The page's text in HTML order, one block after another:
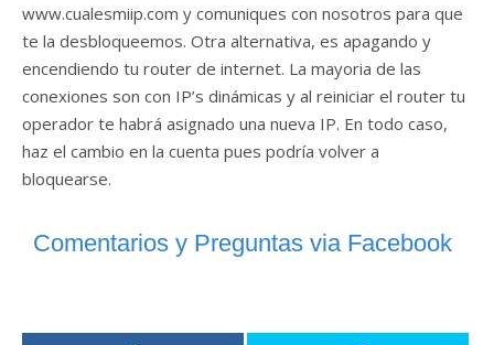
www.cualesmiip.com y comuniques con nosotros para que
te la desbloqueemos. Otra alternativa, es apagando y
encendiendo tu router de internet. La mayoria de las
conexiones son con IP’s dinámicas y al reiniciar el router tu
operador te habrá asignado una nueva IP. En todo caso,
haz el cambio en la cuenta pues podría volver a
bloquearse.
Comentarios y Preguntas via Facebook